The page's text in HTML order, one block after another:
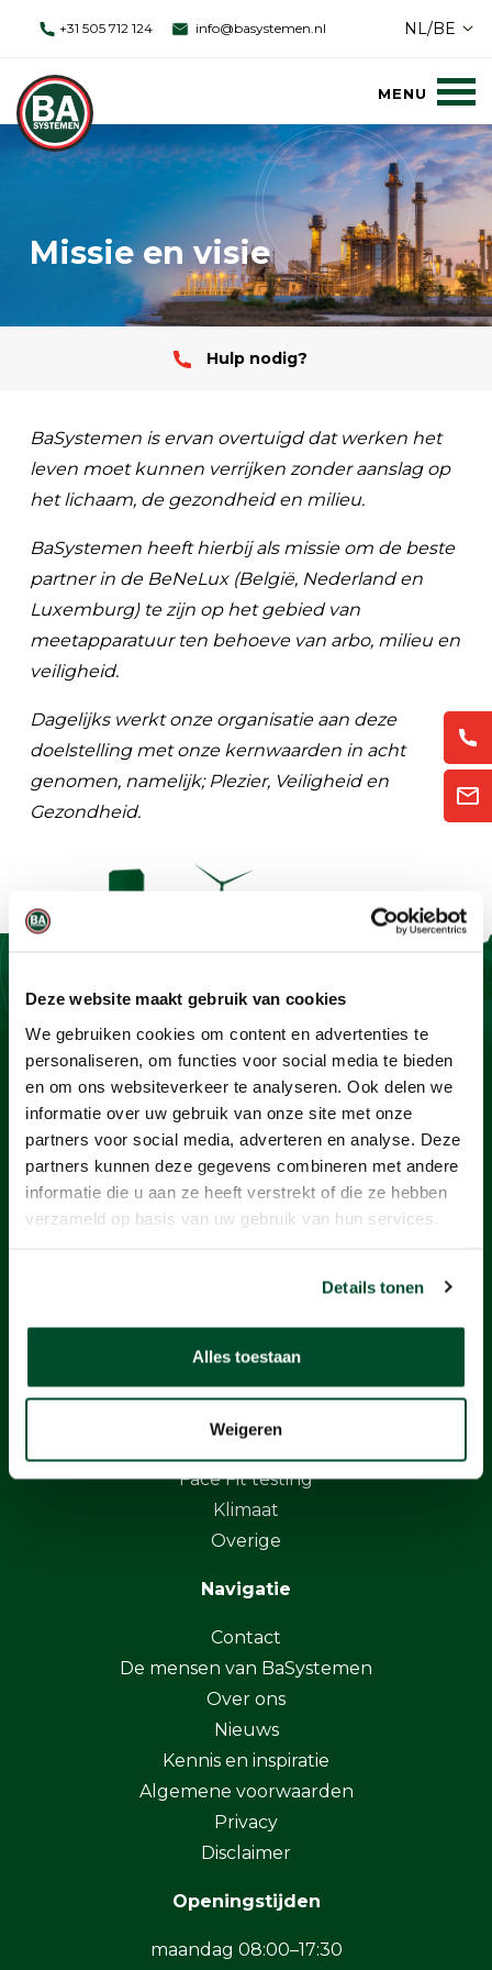
Deze website maakt gebruik van cookies
We gebruiken cookies om content en advertenties te
personaliseren, om functies voor social media te bieden
en om ons websiteverkeer te analyseren. Ook delen we
informatie over uw gebruik van onze site met onze
partners voor social media, adverteren en analyse. Deze
partners kunnen deze gegevens combineren met andere
informatie die u aan ze heeft verstrekt of die ze hebben
verzameld op basis van uw gebruik van hun services.
Details tonen
Alles toestaan
Weigeren
+31 505 712 124 info@basystemen.nl NL/BE
Missie en visie
Hulp nodig?
BaSystemen is ervan overtuigd dat werken het
leven moet kunnen verrijken zonder aanslag op
het lichaam, de gezondheid en milieu.
BaSystemen heeft hierbij als missie om de beste
partner in de BeNeLux (België, Nederland en
Luxemburg) te zijn op het gebied van
meetapparatuur ten behoeve van arbo, milieu en
veiligheid.
Dagelijks werkt onze organisatie aan deze
doelstelling met onze kernwaarden in acht
genomen, namelijk; Plezier, Veiligheid en
Gezondheid.
Contact
BaSystemen BV
Protonstraat 13G
9743 AL Groningen
+31505712124
info@basystemen.nl
Stofmeters
Geluidmeters
Luchtbemonstering
Elektromagnetische velden
Face Fit testing
Klimaat
Overige
Navigatie
Contact
De mensen van BaSystemen
Over ons
Nieuws
Kennis en inspiratie
Algemene voorwaarden
Privacy
Disclaimer
Openingstijden
maandag 08:00–17:30